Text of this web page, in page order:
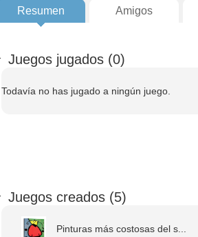
Resumen Amigos
Juegos jugados (0)
Todavía no has jugado a ningún juego.
Juegos creados (5)
Pinturas más costosas del s...